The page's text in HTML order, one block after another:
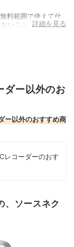
料範囲で使えて仕
いことです。詳細を見る
ダー以外のお
ー以外のおすすめ商
レコーダーのおす
、ソースネク